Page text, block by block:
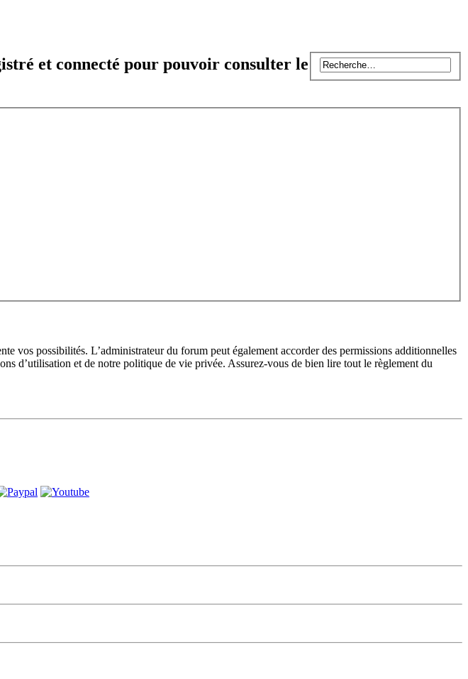
et connecté pour pouvoir consulter le
vos possibilités. L’administrateur du forum peut également accorder des permissions additionnelles
d’utilisation et de notre politique de vie privée. Assurez-vous de bien lire tout le règlement du